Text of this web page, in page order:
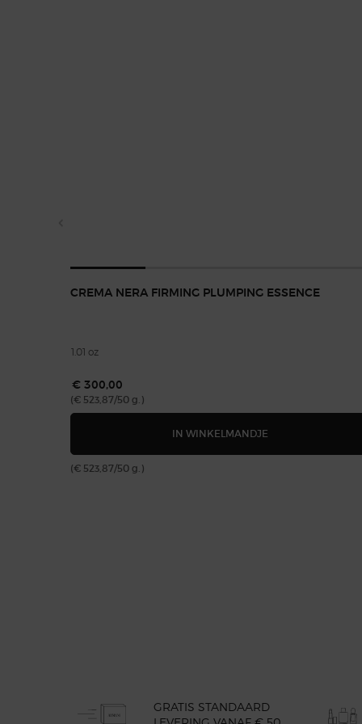
CREMA NERA FIRMING PLUMPING ESSENCE
1.01 oz
€ 300,00
(€ 523,87/50 g.)
IN WINKELMANDJE
(€ 523,87/50 g.)
GRATIS STANDAARD